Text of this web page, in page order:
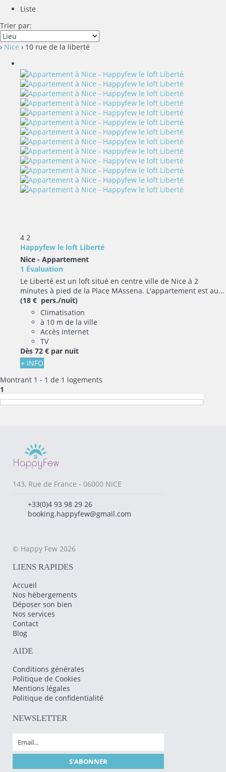
Liste
Trier par:
› Nice › 10 rue de la liberté
4 2
Happyfew le loft Liberté
Nice - Appartement
1 Évaluation
Le Liberté est un loft situé en centre ville de Nice à 2
minutes à pied de la Place MAssena. L'appartement est au...
(18 € pers./nuit)
Climatisation
à 10 m de la ville
Accès Internet
TV
Dès 72 € par nuit
+ INFO
Montrant 1 - 1 de 1 logements
1
143, Rue de France - 06000 NICE
+33(0)4 93 98 29 26
booking.happyfew@gmail.com
© Happy Few 2026
LIENS RAPIDES
Accueil
Nos hébergements
Déposer son bien
Nos services
Contact
Blog
AIDE
Conditions générales
Politique de Cookies
Mentions légales
Politique de confidentialité
NEWSLETTER